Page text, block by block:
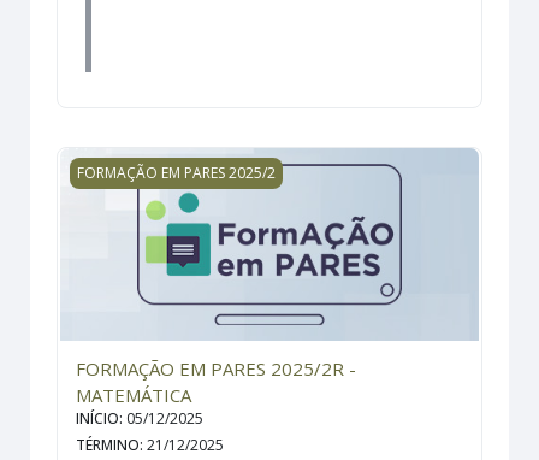
FORMAÇÃO EM PARES 2025/2R - MATEMÁTICA
FORMAÇÃO EM PARES 2025/2
FORMAÇÃO EM PARES 2025/2R -
MATEMÁTICA
INÍCIO: 05/12/2025
TÉRMINO:21/12/2025